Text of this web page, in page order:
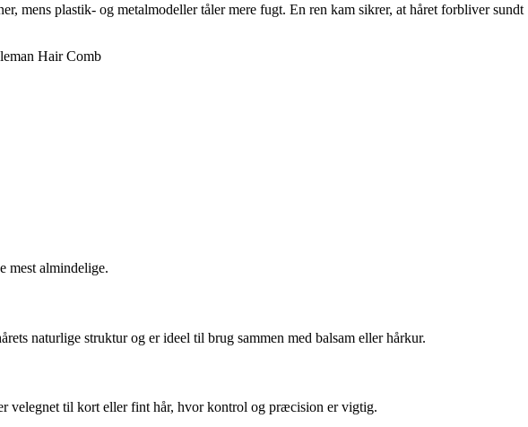
mens plastik- og metalmodeller tåler mere fugt. En ren kam sikrer, at håret forbliver sundt
Hair Comb
mest almindelige.
naturlige struktur og er ideel til brug sammen med balsam eller hårkur.
velegnet til kort eller fint hår, hvor kontrol og præcision er vigtig.